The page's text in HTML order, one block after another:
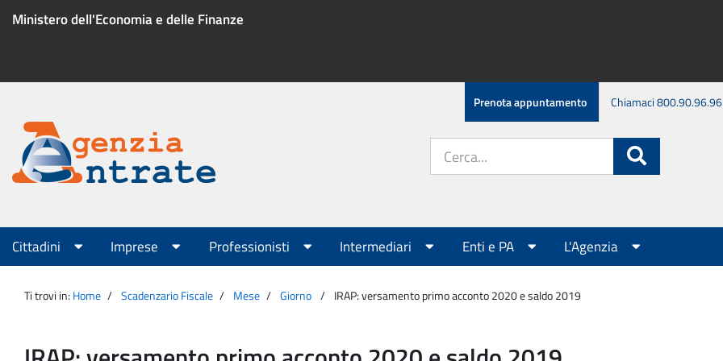
Ministero dell'Economia e delle Finanze
Menu
servizio
Prenota appuntamento Chiamaci 800.90.96.96
Agenzia
Entrate
sito:
Menu
principale
Cittadini Imprese Professionisti Intermediari Enti e PA L'Agenzia
Ti trovi in: Home Scadenzario Fiscale Mese Giorno IRAP: versamento primo acconto 2020 e saldo 2019